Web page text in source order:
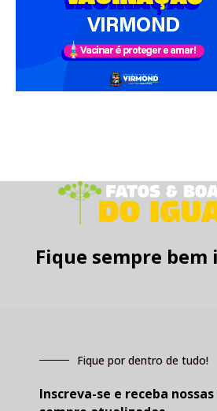
Fique sempre
Fique por dentro de tudo!
Inscreva-se e receba